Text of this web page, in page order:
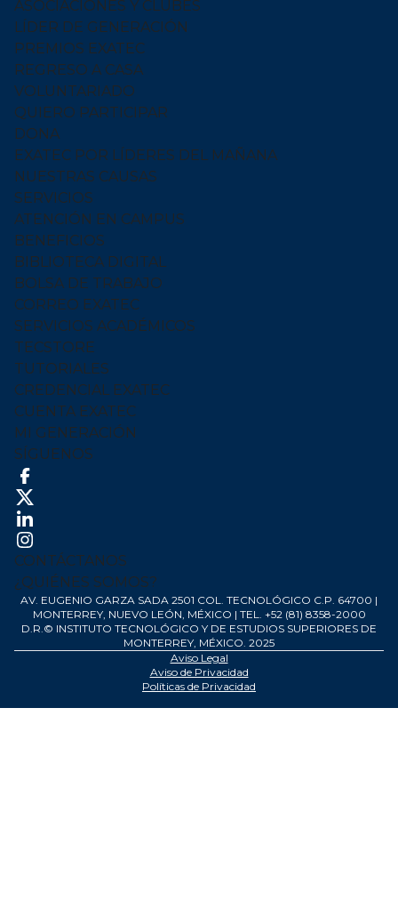
VOLUNTARIADO
QUIERO PARTICIPAR
DONA
EXATEC POR LÍDERES DEL MAÑANA
NUESTRAS CAUSAS
SERVICIOS
ATENCIÓN EN CAMPUS
BENEFICIOS
BIBLIOTECA DIGITAL
BOLSA DE TRABAJO
CORREO EXATEC
SERVICIOS ACADÉMICOS
TECSTORE
TUTORIALES
CREDENCIAL EXATEC
CUENTA EXATEC
MI GENERACIÓN
SÍGUENOS
CONTÁCTANOS
¿QUIÉNES SOMOS?
AV. EUGENIO GARZA SADA 2501 COL. TECNOLÓGICO C.P. 64700 |
MONTERREY, NUEVO LEÓN, MÉXICO | TEL. +52 (81) 8358-2000
D.R.© INSTITUTO TECNOLÓGICO Y DE ESTUDIOS SUPERIORES DE
MONTERREY, MÉXICO. 2025
Políticas de Privacidad